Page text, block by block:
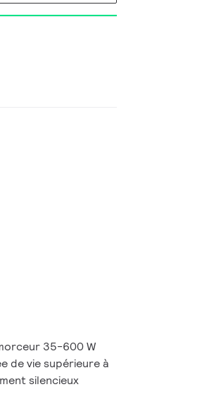
35-600 W
de vie supérieure à
silencieux